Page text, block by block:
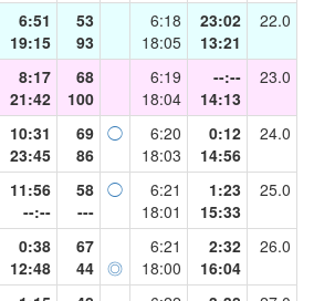
6:51
19:15
53
93
6:18
18:05
23:02
13:21
22.0
8:17
21:42
68
100
6:19
18:04
--:--
14:13
23.0
10:31
23:45
69
86
◯
6:20
18:03
0:12
14:56
24.0
11:56
--:--
58
---
◯
6:21
18:01
1:23
15:33
25.0
0:38
12:48
67
44 ◎
6:21
18:00
2:32
16:04
26.0